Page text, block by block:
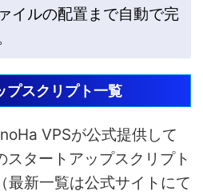
イルの配置まで自動で完
プスクリプト一覧
VPSが公式提供して
スタートアップスクリプト
最新一覧は公式サイトにて